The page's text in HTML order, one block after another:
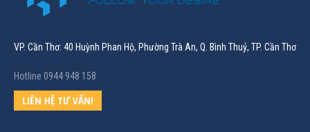
VP. Cần Thơ: 40 Huỳnh Phan Hộ, Phường Trà An, Q. Bình Thuỷ, TP. Cần Thơ
Hotline 0944 948 158
LIÊN HỆ TƯ VẤN!